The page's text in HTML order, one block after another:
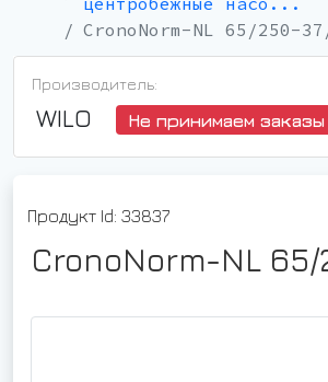
CronoNorm-NL 65/250-
Производитель:
WILO Не принимаем заказы
Продукт Id: 33837
CronoNorm-NL 65/